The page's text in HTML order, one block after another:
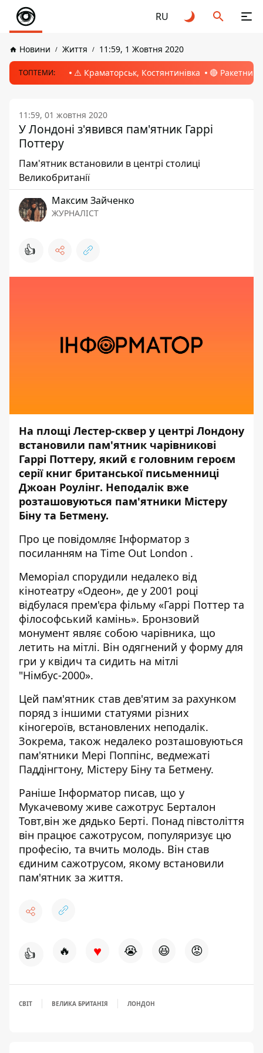
RU
Новини Життя 11:59, 1 Жовтня 2020
ТОПТЕМИ: ⚠️ Краматорськ, Костянтинівка 🔴 Ракетний
11:59, 01 жовтня 2020
У Лондоні з'явився пам'ятник Гаррі
Поттеру
Пам'ятник встановили в центрі столиці
Великобританії
Максим Зайченко
ЖУРНАЛІСТ
👍
На площі Лестер-сквер у центрі Лондону
встановили пам'ятник чарівникові
Гаррі Поттеру, який є головним героєм
серії книг британської письменниці
Джоан Роулінг. Неподалік вже
розташовуються пам'ятники Містеру
Біну та Бетмену.
Про це повідомляє Інформатор з
посиланням на Time Out London .
Меморіал спорудили недалеко від
кінотеатру «Одеон», де у 2001 році
відбулася прем'єра фільму «Гаррі Поттер та
філософський камінь». Бронзовий
монумент являє собою чарівника, що
летить на мітлі. Він одягнений у форму для
гри у квідич та сидить на мітлі
"Німбус-2000».
Цей пам'ятник став дев'ятим за рахунком
поряд з іншими статуями різних
кіногероїв, встановлених неподалік.
Зокрема, також недалеко розташовуються
пам'ятники Мері Поппінс, ведмежаті
Паддінгтону, Містеру Біну та Бетмену.
Раніше Інформатор писав, що у
Мукачевому живе сажотрус Берталон
Товт,він же дядько Берті. Понад півстоліття
він працює сажотрусом, популяризує цю
професію, та вчить молодь. Він став
єдиним сажотрусом, якому встановили
пам'ятник за життя.
👍 🔥 ♥ 😭 😆 😡
СВІТ ВЕЛИКА БРИТАНІЯ ЛОНДОН